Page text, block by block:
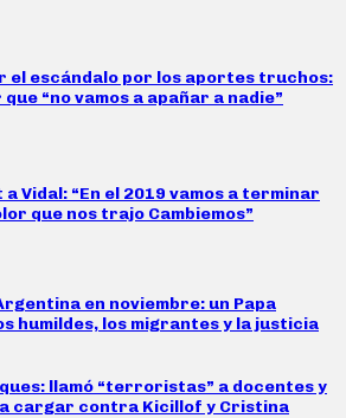
el escándalo por los aportes truchos:
“no vamos a apañar a nadie”
Vidal: “En el 2019 vamos a terminar
que nos trajo Cambiemos”
en noviembre: un Papa
humildes, los migrantes y la justicia
llamó “terroristas” a docentes y
cargar contra Kicillof y Cristina